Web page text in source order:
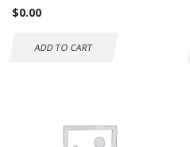
$0.00
ADD TO CART